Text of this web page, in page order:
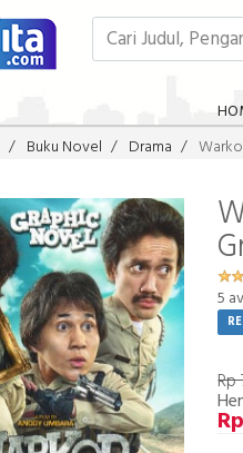
Buku Novel Drama
5